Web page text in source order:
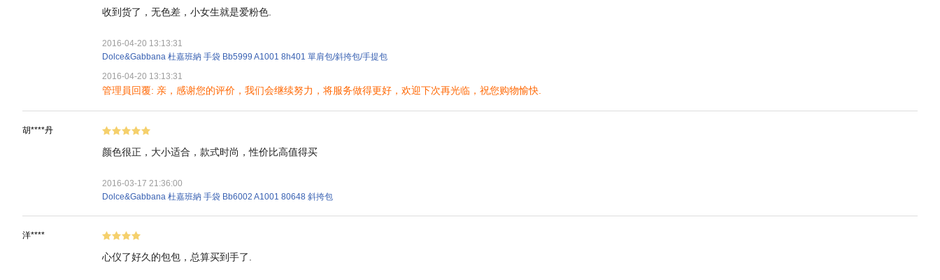
收到货了，无色差，小女生就是爱粉色.
2016-04-20 13:13:31
Dolce&Gabbana 杜嘉班納 手袋 Bb5999 A1001 8h401 單肩包/斜挎包/手提包
2016-04-20 13:13:31
管理員回覆: 亲，感谢您的评价，我们会继续努力，将服务做得更好，欢迎下次再光临，祝您购物愉快.
胡****丹
颜色很正，大小适合，款式时尚，性价比高值得买
2016-03-17 21:36:00
Dolce&Gabbana 杜嘉班納 手袋 Bb6002 A1001 80648 斜挎包
洋****
心仪了好久的包包，总算买到手了.